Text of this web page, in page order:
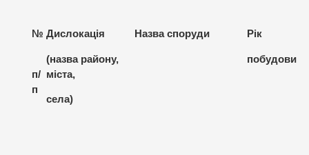
№
п/
п
Дислокація
(назва району,
міста,
села)
Назва споруди Рік
побудови